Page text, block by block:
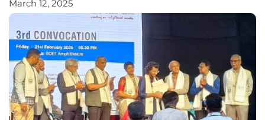
March 12, 2025